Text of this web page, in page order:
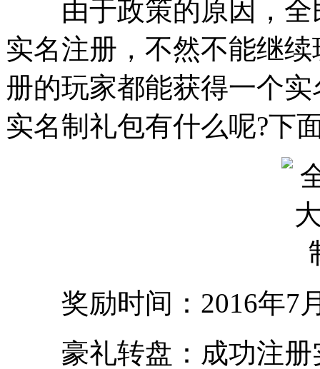
由于政策的原因，全
实名注册，不然不能继
册的玩家都能获得一个
实名制礼包有什么呢?下
奖励时间：2016年7月
豪礼转盘：成功注册